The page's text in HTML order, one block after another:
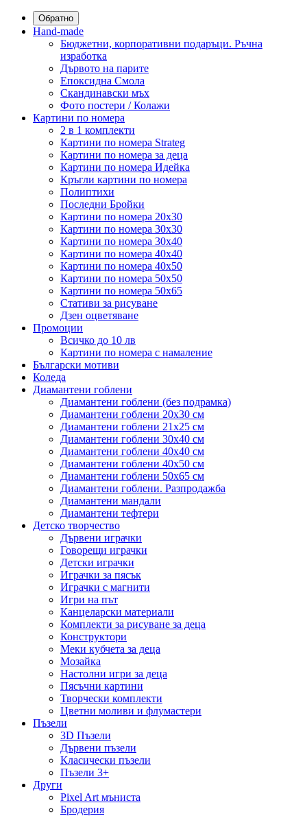
Обратно
Hand-made
Бюджетни, корпоративни подаръци. Ръчна
изработка
Дървото на парите
Епоксидна Смола
Скандинавски мъх
Фото постери / Колажи
Картини по номера
2 в 1 комплекти
Картини по номера Strateg
Картини по номера за деца
Картини по номера Идейка
Кръгли картини по номера
Полиптихи
Последни Бройки
Картини по номера 20x30
Картини по номера 30x30
Картини по номера 30x40
Картини по номера 40x40
Картини по номера 40x50
Картини по номера 50x50
Картини по номера 50x65
Стативи за рисуване
Дзен оцветяване
Промоции
Всичко до 10 лв
Картини по номера с намаление
Български мотиви
Коледа
Диамантени гоблени
Диамантени гоблени (без подрамка)
Диамантени гоблени 20x30 см
Диамантени гоблени 21x25 см
Диамантени гоблени 30x40 см
Диамантени гоблени 40x40 см
Диамантени гоблени 40x50 см
Диамантени гоблени 50x65 см
Диамантени гоблени. Разпродажба
Диамантени мандали
Диамантени тефтери
Детско творчество
Дървени играчки
Говорещи играчки
Детски играчки
Играчки за пясък
Играчки с магнити
Игри на път
Канцеларски материали
Комплекти за рисуване за деца
Конструктори
Меки кубчета за деца
Мозайка
Настолни игри за деца
Пясъчни картини
Творчески комплекти
Цветни моливи и флумастери
Пъзели
3D Пъзели
Дървени пъзели
Класически пъзели
Пъзели 3+
Други
Pixel Art мъниста
Бродерия